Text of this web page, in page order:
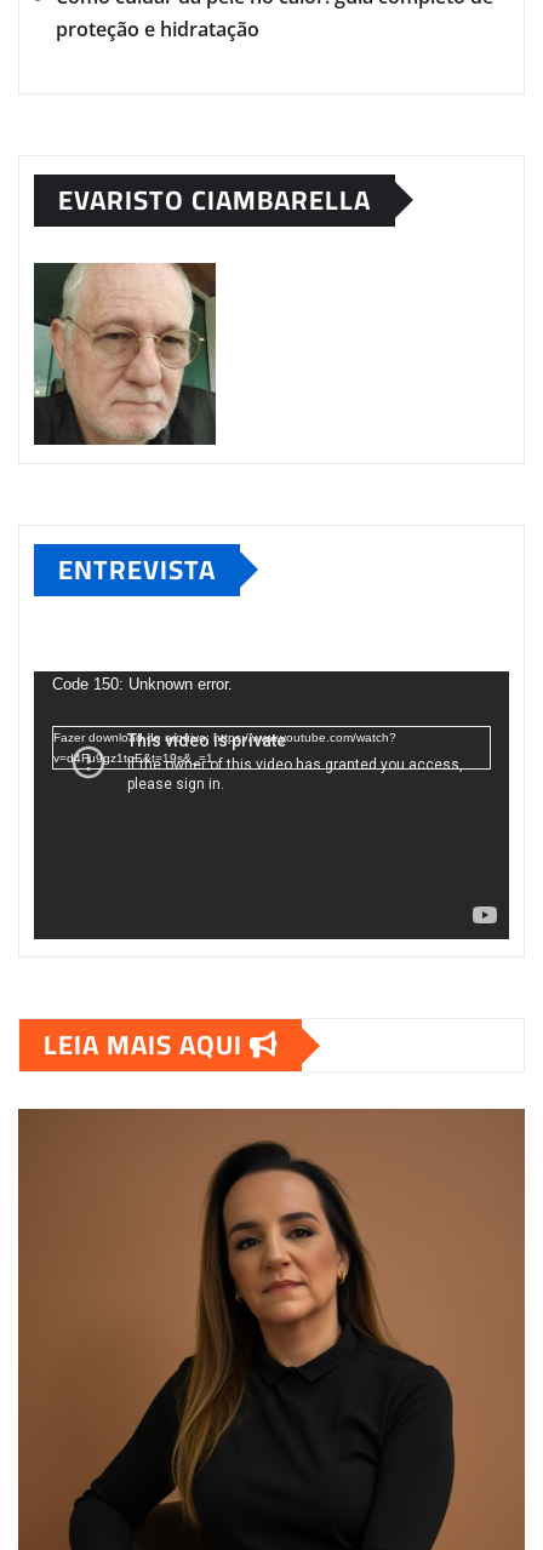
proteção e hidratação
EVARISTO CIAMBARELLA
ENTREVISTA
deCode 150: Unknown error.
Fazer download do arquivo: https://www.youtube.com/watch?
v=d4Fu9gz1tqE&t=19s&_=1
LEIA MAIS AQUI